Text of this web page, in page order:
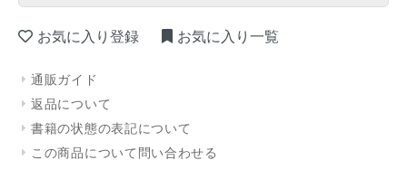
お気に入り登録 お気に入り一覧
通販ガイド
返品について
書籍の状態の表記について
この商品について問い合わせる